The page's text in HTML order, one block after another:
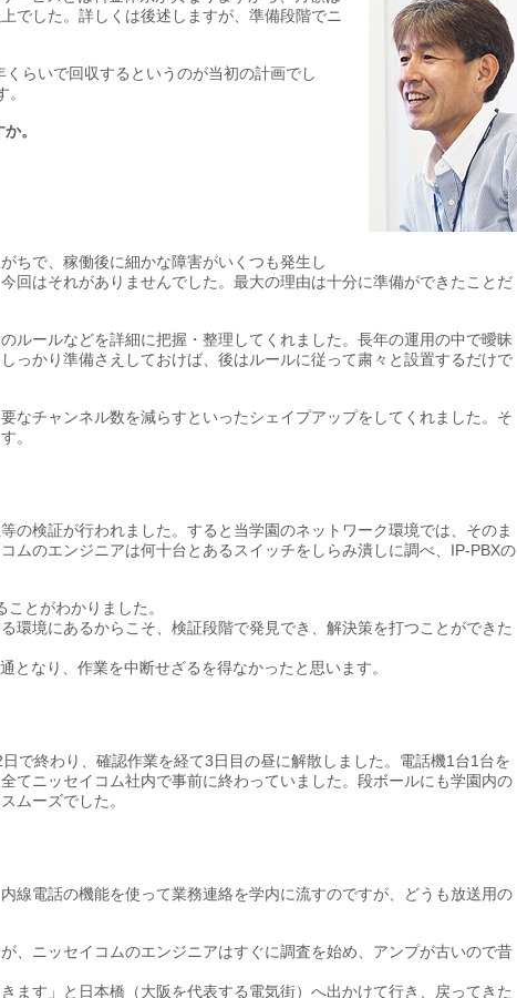
でした。詳しくは後述しますが、準備段階でニ
らいで回収するというのが当初の計画でし
。
ちで、稼働後に細かな障害がいくつも発生し
回はそれがありませんでした。最大の理由は十分に準備ができたことだ
ルールなどを詳細に把握・整理してくれました。長年の運用の中で曖昧
っかり準備さえしておけば、後はルールに従って粛々と設置するだけで
なチャンネル数を減らすといったシェイプアップをしてくれました。そ
。
の検証が行われました。すると当学園のネットワーク環境では、そのま
ムのエンジニアは何十台とあるスイッチをしらみ潰しに調べ、IP-PBXの
とがわかりました。
環境にあるからこそ、検証段階で発見でき、解決策を打つことができた
となり、作業を中断せざるを得なかったと思います。
で終わり、確認作業を経て3日目の昼に解散しました。電話機1台1台を
てニッセイコム社内で事前に終わっていました。段ボールにも学園内の
ムーズでした。
線電話の機能を使って業務連絡を学内に流すのですが、どうも放送用の
、ニッセイコムのエンジニアはすぐに調査を始め、アンプが古いので昔
ます」と日本橋（大阪を代表する電気街）へ出かけて行き、戻ってきた